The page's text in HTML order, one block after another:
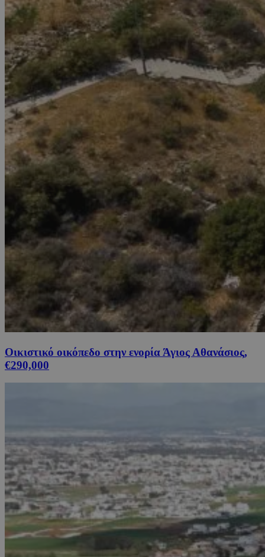
Οικιστικό οικόπεδο στην ενορία Άγιος Αθανάσιος,
€290,000